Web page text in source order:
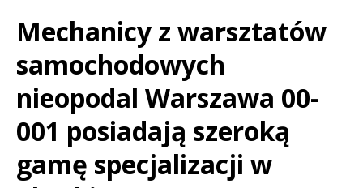
Mechanicy z warsztatów
samochodowych
nieopodal Warszawa 00-
001 posiadają szeroką
gamę specjalizacji w